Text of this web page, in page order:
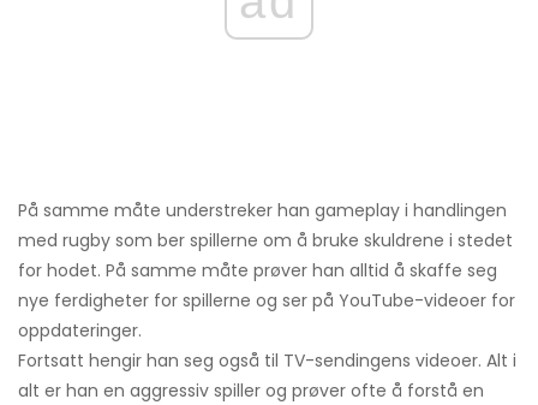
På samme måte understreker han gameplay i handlingen
med rugby som ber spillerne om å bruke skuldrene i stedet
for hodet. På samme måte prøver han alltid å skaffe seg
nye ferdigheter for spillerne og ser på YouTube-videoer for
oppdateringer.
Fortsatt hengir han seg også til TV-sendingens videoer. Alt i
alt er han en aggressiv spiller og prøver ofte å forstå en